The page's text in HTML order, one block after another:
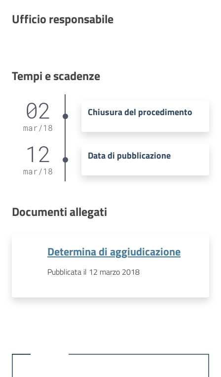
Ufficio responsabile
Tempi e scadenze
02
mar/18
Chiusura del procedimento
12
mar/18
Data di pubblicazione
Documenti allegati
Determina di aggiudicazione
Pubblicata il 12 marzo 2018